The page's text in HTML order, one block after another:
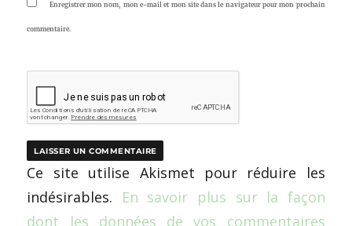
Enregistrer mon nom, mon e-mail et mon site dans le navigateur pour mon prochain
commentaire.
Ce site utilise Akismet pour réduire les
indésirables. En savoir plus sur la façon
dont les données de vos commentaires